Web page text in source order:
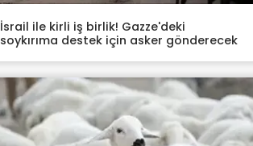
İsrail ile kirli iş birlik! Gazze'deki
soykırıma destek için asker gönderecek